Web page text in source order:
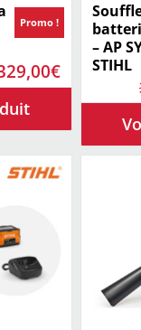
:
€Le
prix
est :
329,00€.
Promo !
– AP
STIHL